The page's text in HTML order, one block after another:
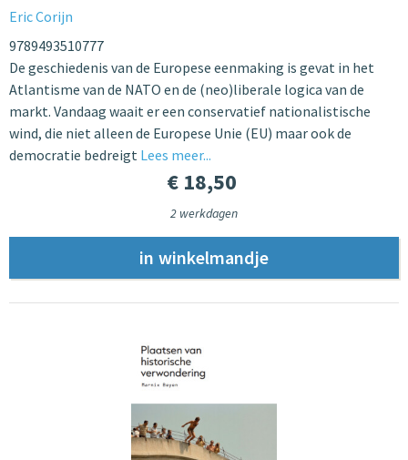
Eric Corijn
9789493510777
De geschiedenis van de Europese eenmaking is gevat in het
Atlantisme van de NATO en de (neo)liberale logica van de
markt. Vandaag waait er een conservatief nationalistische
wind, die niet alleen de Europese Unie (EU) maar ook de
democratie bedreigt Lees meer...
€ 18,50
2 werkdagen